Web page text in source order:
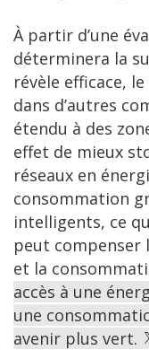
À partir d’une
déterminera la
révèle efficace,
dans d’autres
étendu à des
effet de mieux
réseaux en
consommation
intelligents, ce
peut compenser
et la
accès à une
une
avenir plus vert.